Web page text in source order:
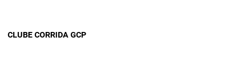
CLUBE CORRIDA GCP